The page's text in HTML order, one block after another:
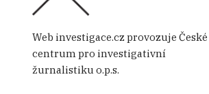
Web investigace.cz provozuje České
centrum pro investigativní
žurnalistiku o.p.s.